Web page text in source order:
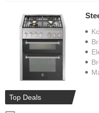
Top Deals